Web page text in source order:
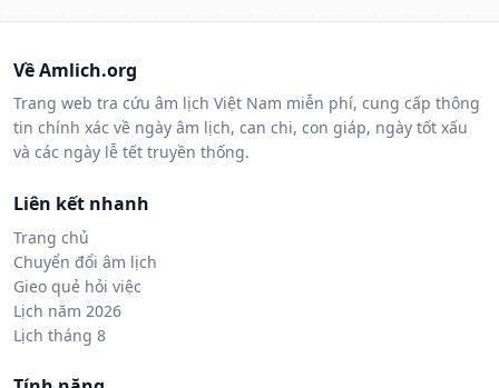
Về Amlich.org
Trang web tra cứu âm lịch Việt Nam miễn phí, cung cấp thông
tin chính xác về ngày âm lịch, can chi, con giáp, ngày tốt xấu
và các ngày lễ tết truyền thống.
Liên kết nhanh
Trang chủ
Chuyển đổi âm lịch
Gieo quẻ hỏi việc
Lịch năm 2026
Lịch tháng 8